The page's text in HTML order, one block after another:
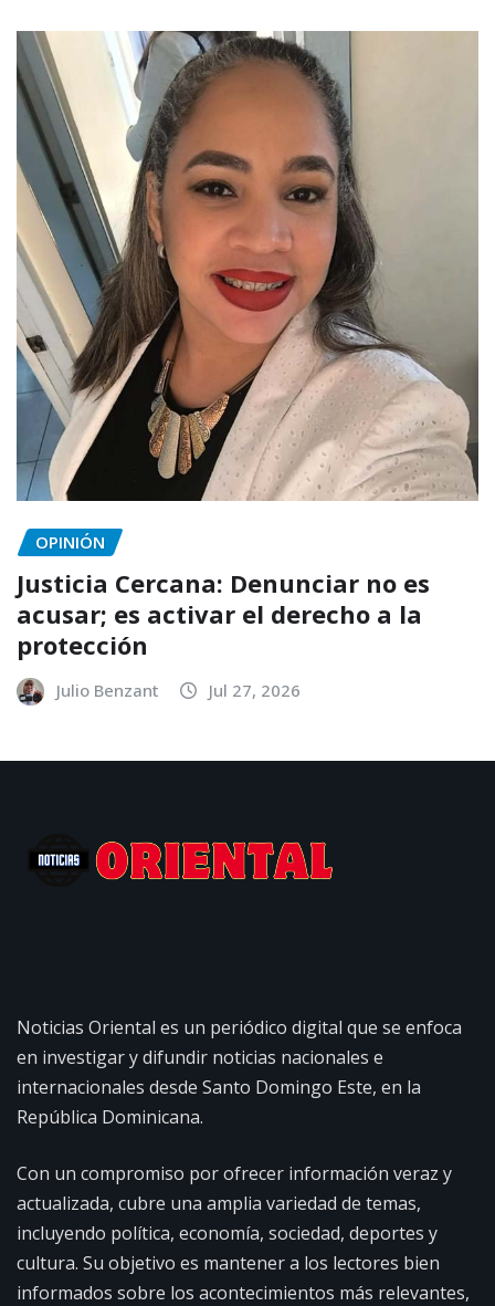
OPINIÓN
Justicia Cercana: Denunciar no es
acusar; es activar el derecho a la
protección
Julio Benzant Jul 27, 2026
Noticias Oriental es un periódico digital que se enfoca
en investigar y difundir noticias nacionales e
internacionales desde Santo Domingo Este, en la
República Dominicana.
Con un compromiso por ofrecer información veraz y
actualizada, cubre una amplia variedad de temas,
incluyendo política, economía, sociedad, deportes y
cultura. Su objetivo es mantener a los lectores bien
informados sobre los acontecimientos más relevantes,